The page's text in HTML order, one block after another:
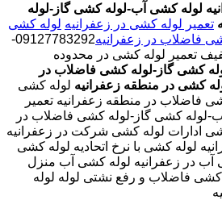
لوله کشی آب-لوله کشی گاز-لوله
تعمیر لوله کشی در زعفرانیه لوله کشی
فاضلاب در زعفرانیه
09127783292-
تعمیر لوله کشی در محدوده
کشی گاز-لوله کشی فاضلاب در
کشی در منطقه زعفرانیه لوله کشی
فاضلاب در منطقه زعفرانیه تعمیر
لوله کشی گاز-لوله کشی فاضلاب در
ادارات لوله کشی شرکت در زعفرانیه
لوله کشی با نرخ اتحادیه لوله کشی
آب در زعفرانیه لوله کشی آب منزل
فاضلاب و رفع نشتی لوله لوله